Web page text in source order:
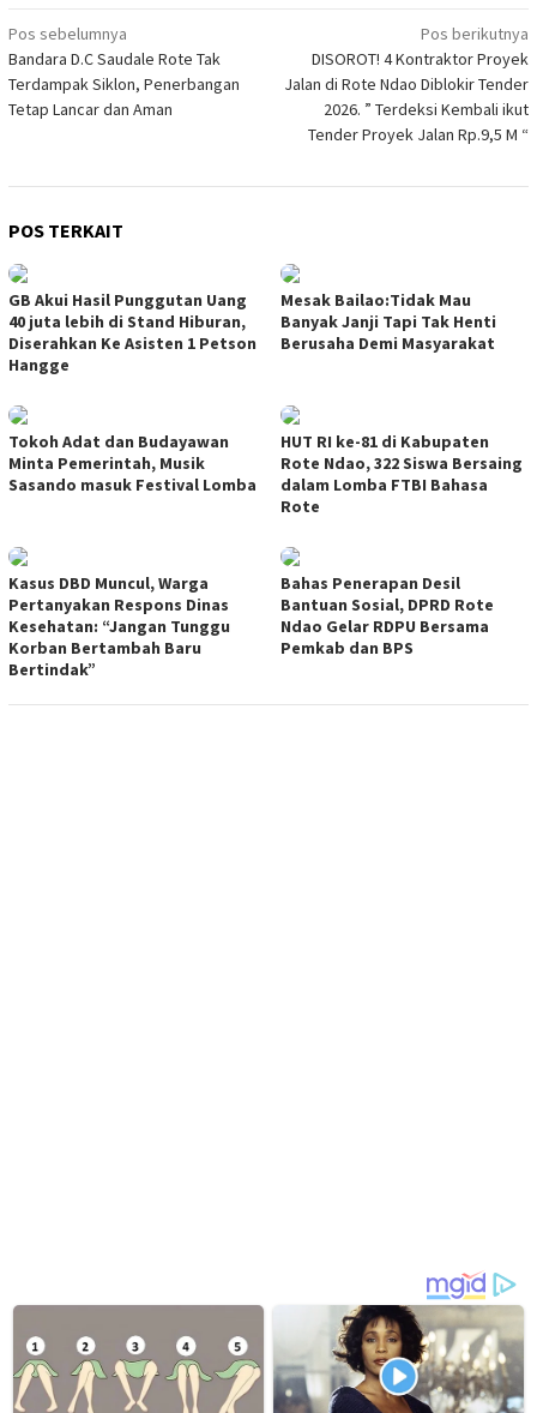
Navigasi
pos
Pos sebelumnya
Bandara D.C Saudale Rote Tak
Terdampak Siklon, Penerbangan
Tetap Lancar dan Aman
Pos berikutnya
DISOROT! 4 Kontraktor Proyek
Jalan di Rote Ndao Diblokir Tender
2026. ” Terdeksi Kembali ikut
Tender Proyek Jalan Rp.9,5 M “
POS TERKAIT
GB Akui Hasil Punggutan Uang
40 juta lebih di Stand Hiburan,
Diserahkan Ke Asisten 1 Petson
Hangge
Mesak Bailao:Tidak Mau
Banyak Janji Tapi Tak Henti
Berusaha Demi Masyarakat
Tokoh Adat dan Budayawan
Minta Pemerintah, Musik
Sasando masuk Festival Lomba
HUT RI ke-81 di Kabupaten
Rote Ndao, 322 Siswa Bersaing
dalam Lomba FTBI Bahasa
Rote
Kasus DBD Muncul, Warga
Pertanyakan Respons Dinas
Kesehatan: “Jangan Tunggu
Korban Bertambah Baru
Bertindak”
Bahas Penerapan Desil
Bantuan Sosial, DPRD Rote
Ndao Gelar RDPU Bersama
Pemkab dan BPS